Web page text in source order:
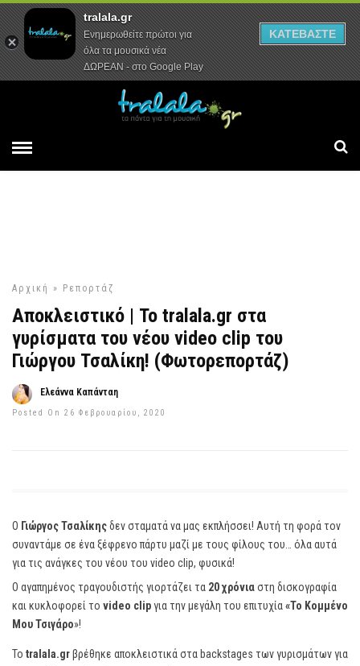
Αρχική Συνεντεύξεις Ρεπορτάζ
Αρχική » Ρεπορτάζ
Αποκλειστικό | Το tralala.gr στα
γυρίσματα του νέου video clip του
Γιώργου Τσαλίκη! (Φωτορεπορτάζ)
Ελεάννα Καπάνταη
Posted On 26 Φεβρουαρίου, 2020
Ο Γιώργος Τσαλίκηςδεν σταματά να μας εκπλήσσει! Αυτή τη φορά τον
συναντάμε σε ένα ξέφρενο πάρτυ μαζί με τους φίλους του… όλα αυτά
για τις ανάγκες του νέου του video clip, φυσικά!
Ο αγαπημένος τραγουδιστής γιορτάζει τα 20 χρόνιαστη δισκογραφία
και κυκλοφορεί το video clipγια την μεγάλη του επιτυχία«Το Κομμένο
Μου Τσιγάρο»!
Το tralala.grβρέθηκε αποκλειστικά στα backstages των γυρισμάτων για
tralala.gr
Ενημερωθείτε πρώτοι για
όλα τα μουσικά νέα
ΔΩΡΕΑΝ - στο Google Play
ΚΑΤΕΒΑΣΤΕ